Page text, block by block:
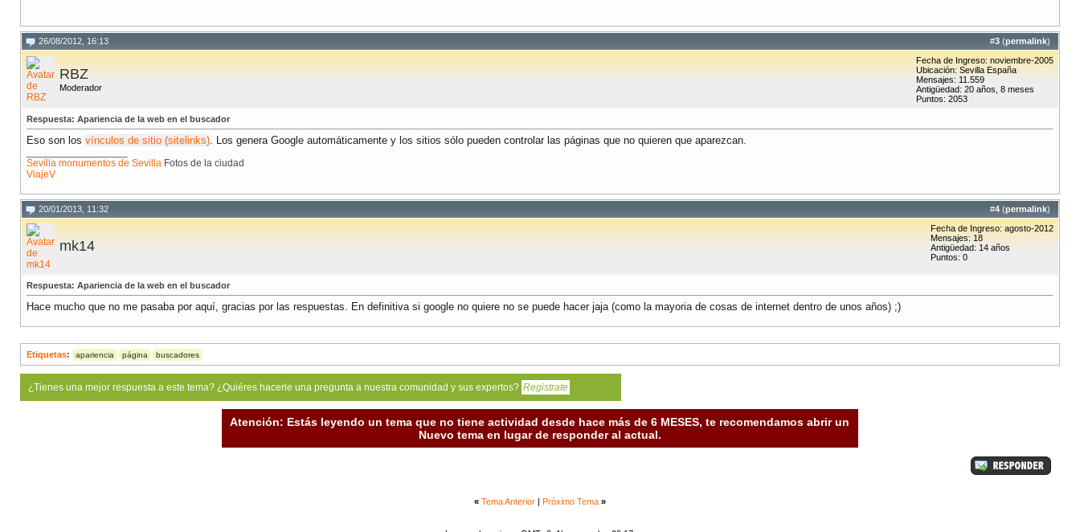
#3 (permalink)
26/08/2012, 16:13
RBZ
Moderador
Fecha de Ingreso: noviembre-2005
Ubicación: Sevilla España
Mensajes: 11.559
Antigüedad: 20 años, 8 meses
Puntos: 2053
Respuesta: Apariencia de la web en el buscador
Eso son los vínculos de sitio (sitelinks). Los genera Google automáticamente y los sitios sólo pueden controlar las páginas que no quieren que aparezcan.
Sevilla monumentos de Sevilla Fotos de la ciudad
ViajeV
#4 (permalink)
20/01/2013, 11:32
mk14
Fecha de Ingreso: agosto-2012
Mensajes: 18
Antigüedad: 14 años
Puntos: 0
Respuesta: Apariencia de la web en el buscador
Hace mucho que no me pasaba por aquí, gracias por las respuestas. En definitiva si google no quiere no se puede hacer jaja (como la mayoria de cosas de internet dentro de unos años) ;)
Etiquetas: apariencia página buscadores
¿Tienes una mejor respuesta a este tema? ¿Quiéres hacerle una pregunta a nuestra comunidad y sus expertos? Registrate
Atención: Estás leyendo un tema que no tiene actividad desde hace más de 6 MESES, te recomendamos abrir un
Nuevo tema en lugar de responder al actual.
« Tema Anterior Próximo Tema »